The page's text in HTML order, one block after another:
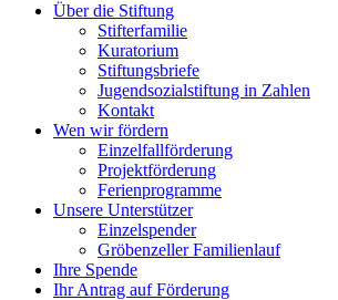
Über die Stiftung
Stifterfamilie
Kuratorium
Stiftungsbriefe
Jugendsozialstiftung in Zahlen
Kontakt
Wen wir fördern
Einzelfallförderung
Projektförderung
Ferienprogramme
Unsere Unterstützer
Einzelspender
Gröbenzeller Familienlauf
Ihre Spende
Ihr Antrag auf Förderung